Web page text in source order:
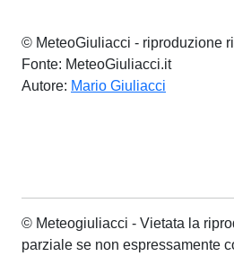
© MeteoGiuliacci - riproduzione
Fonte: MeteoGiuliacci.it
Autore: Mario Giuliacci
© Meteogiuliacci - Vietata la
parziale se non espressamente